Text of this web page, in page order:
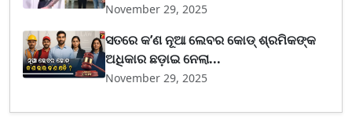
November 29, 2025
ସତରେ କ’ଣ ନୂଆ ଲେବର କୋଡ୍‌ ଶ୍ରମିକଙ୍କ
ଅଧିକାର ଛଡ଼ାଇ ନେଲା...
November 29, 2025